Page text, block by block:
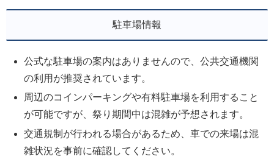
駐車場情報
公式な駐車場の案内はありませんので、公共交通機関
の利用が推奨されています。
周辺のコインパーキングや有料駐車場を利用すること
が可能ですが、祭り期間中は混雑が予想されます。
交通規制が行われる場合があるため、車での来場は混
雑状況を事前に確認してください。